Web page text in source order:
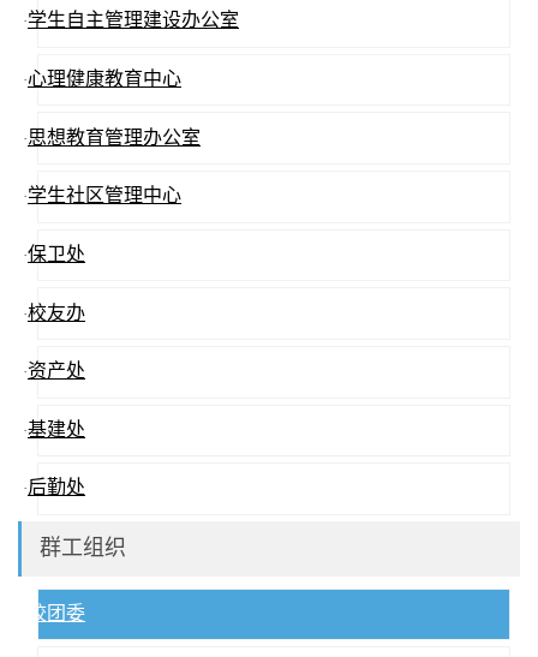
·学生自主管理建设办公室
·心理健康教育中心
·思想教育管理办公室
·学生社区管理中心
·保卫处
·校友办
·资产处
·基建处
·后勤处
群工组织
校团委